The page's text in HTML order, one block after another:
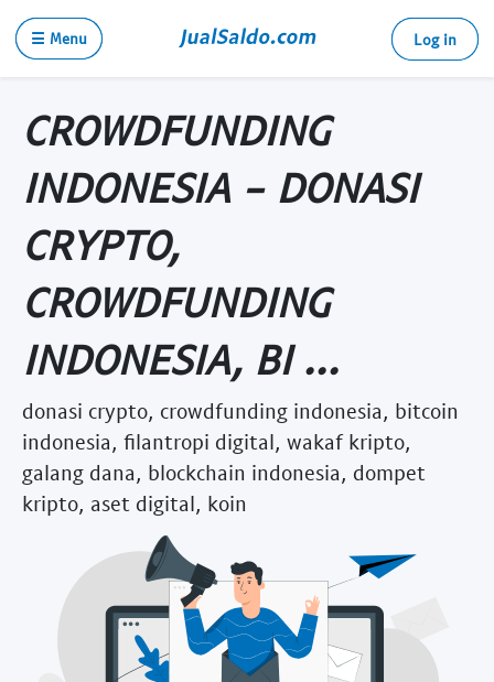
☰ Menu Log in
CROWDFUNDING
INDONESIA - DONASI
CRYPTO,
CROWDFUNDING
INDONESIA, BI ...
donasi crypto, crowdfunding indonesia, bitcoin
indonesia, filantropi digital, wakaf kripto,
galang dana, blockchain indonesia, dompet
kripto, aset digital, koin